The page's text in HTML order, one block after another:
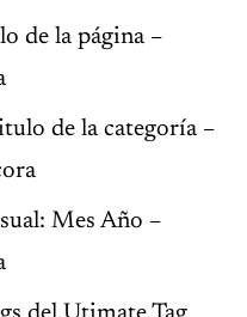
de la página –
de la categoría –
Mes Año –